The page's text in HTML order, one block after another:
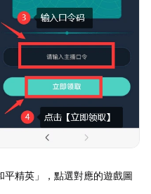
精英」，點選對應的遊戲圖